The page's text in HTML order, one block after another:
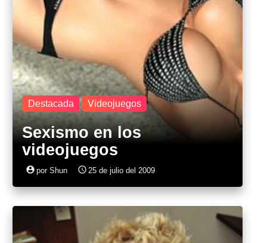
Destacada Videojuegos
Sexismo en los
videojuegos
account_circle por Shun access_time 25 de julio del 2009